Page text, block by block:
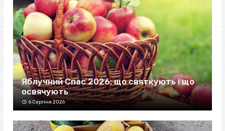
Яблучний Спас 2026: що святкують і що
освячують
6 Серпня 2026